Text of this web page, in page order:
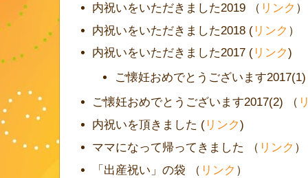
内祝いをいただきました2019 （ リンク ）
内祝いをいただきました2018 ( リンク ）
内祝いをいただきました2017 ( リンク)
ご懐妊おめでとうございます
ご懐妊おめでとうございます2017(2) （
内祝いを頂きました ( リンク)
ママになって帰ってきました （ リンク ）
「出産祝い」の袋 （ リンク ）